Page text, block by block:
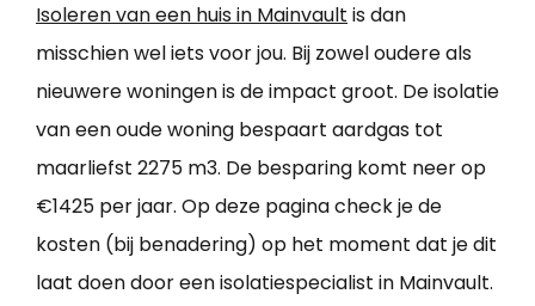
Isoleren van een huis in Mainvault is dan
misschien wel iets voor jou. Bij zowel oudere als
nieuwere woningen is de impact groot. De isolatie
van een oude woning bespaart aardgas tot
maarliefst 2275 m3. De besparing komt neer op
€1425 per jaar. Op deze pagina check je de
kosten (bij benadering) op het moment dat je dit
laat doen door een isolatiespecialist in Mainvault.